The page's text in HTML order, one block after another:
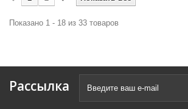
Показано 1 - 18 из 33 товаров
Рассылка